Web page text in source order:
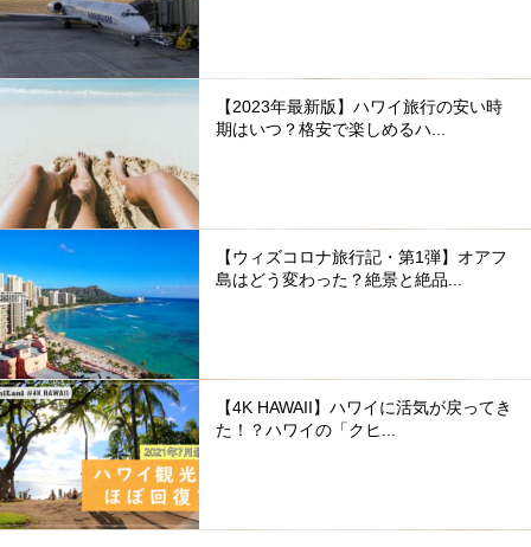
【2023年最新版】ハワイ旅行の安い時
期はいつ？格安で楽しめるハ...
【ウィズコロナ旅行記・第1弾】オアフ
島はどう変わった？絶景と絶品...
【4K HAWAII】ハワイに活気が戻ってき
た！？ハワイの「クヒ...